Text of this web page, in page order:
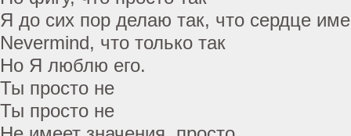
Я до сих пор делаю так, что сердце
Nevermind, что только так
Но Я люблю его.
Ты просто не
Ты просто не